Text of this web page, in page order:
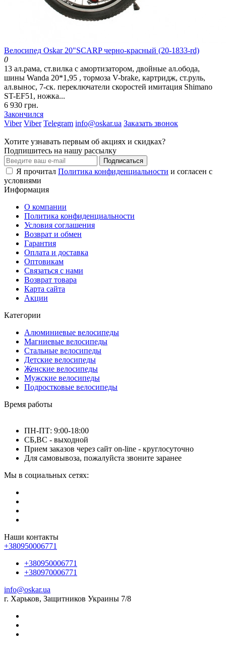
Велосипед Oskar 20"SCARP черно-красный (20-1833-rd)
0
13 ал.рама, ст.вилка с амортизатором, двойные ал.обода,
шины Wanda 20*1,95 , тормоза V-brake, картридж, ст.руль,
ал.вынос, 7-ск. переключатели скоростей имитация Shimano
ST-EF51, ножка...
6 930 грн.
Закончился
Viber Viber Telegram info@oskar.ua Заказать звонок
Хотите узнавать первым об акциях и скидках?
Подпишитесь на нашу рассылку
Подписаться
Я прочитал Политика конфиденциальности и согласен с
условиями
Информация
О компании
Политика конфиденциальности
Условия соглашения
Возврат и обмен
Гарантия
Оплата и доставка
Оптовикам
Связаться с нами
Возврат товара
Карта сайта
Акции
Категории
Алюминиевые велосипеды
Магниевые велосипеды
Стальные велосипеды
Детские велосипеды
Женские велосипеды
Мужские велосипеды
Подростковые велосипеды
Время работы
ПН-ПТ: 9:00-18:00
СБ,ВС - выходной
Прием заказов через сайт on-line - круглосуточно
Для самовывоза, пожалуйста звоните заранее
Мы в социальных сетях:
Наши контакты
+380950006771
+380950006771
+380970006771
info@oskar.ua
г. Харьков, Защитников Украины 7/8